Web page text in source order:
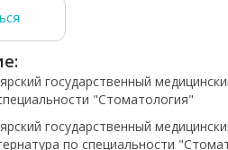
государственный
"Стоматология"
государственный
по специальности